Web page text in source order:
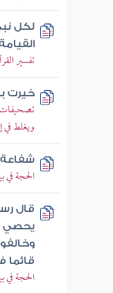
لكل
تفسير
خيرت
ويغلط في
شفاعة
الحجة في
قال
يحصي
قائما
الحجة في